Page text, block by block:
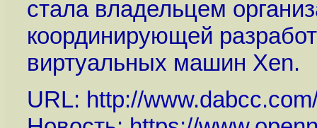
стала владельцем
координирующей
виртуальных машин Xen.
URL: http://